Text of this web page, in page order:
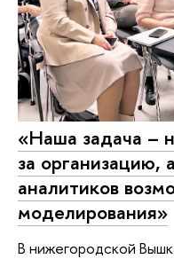
«Наша задача –
за организацию,
аналитиков
моделирования»
В нижегородской